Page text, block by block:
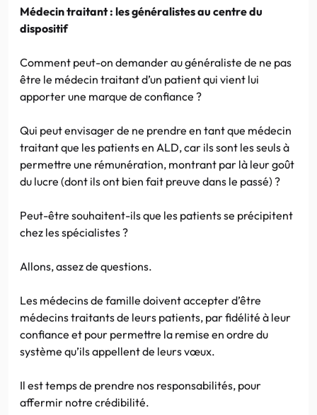
Médecin traitant : les généralistes au centre du
dispositif
Comment peut-on demander au généraliste de ne pas
être le médecin traitant d’un patient qui vient lui
apporter une marque de confiance ?
Qui peut envisager de ne prendre en tant que médecin
traitant que les patients en ALD, car ils sont les seuls à
permettre une rémunération, montrant par là leur goût
du lucre (dont ils ont bien fait preuve dans le passé) ?
Peut-être souhaitent-ils que les patients se précipitent
chez les spécialistes ?
Allons, assez de questions.
Les médecins de famille doivent accepter d’être
médecins traitants de leurs patients, par fidélité à leur
confiance et pour permettre la remise en ordre du
système qu’ils appellent de leurs vœux.
Il est temps de prendre nos responsabilités, pour
affermir notre crédibilité.